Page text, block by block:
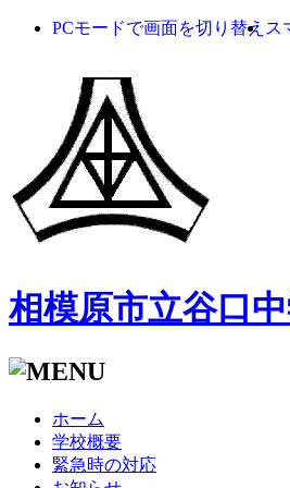
PCモードで画面を切り替え ス
相模原市立谷口
ホーム
学校概要
緊急時の対応